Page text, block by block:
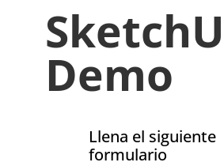
Demo
Llena el siguiente
formulario